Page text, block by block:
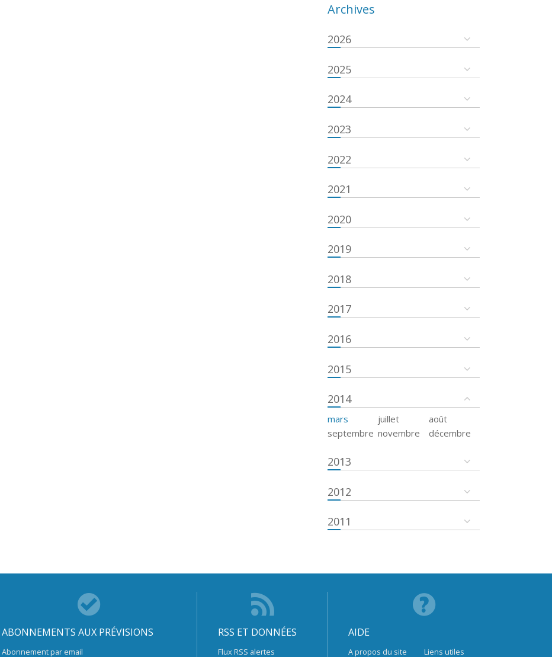
Archives
2026
2025
2024
2023
2022
2021
2020
2019
2018
2017
2016
2015
2014
mars juillet
août
septembre novembre décembre
2013
2012
2011
ABONNEMENTS AUX PRÉVISIONS
Abonnement par email
RSS ET DONNÉES
Flux RSS alertes
AIDE
A propos du site Liens utiles